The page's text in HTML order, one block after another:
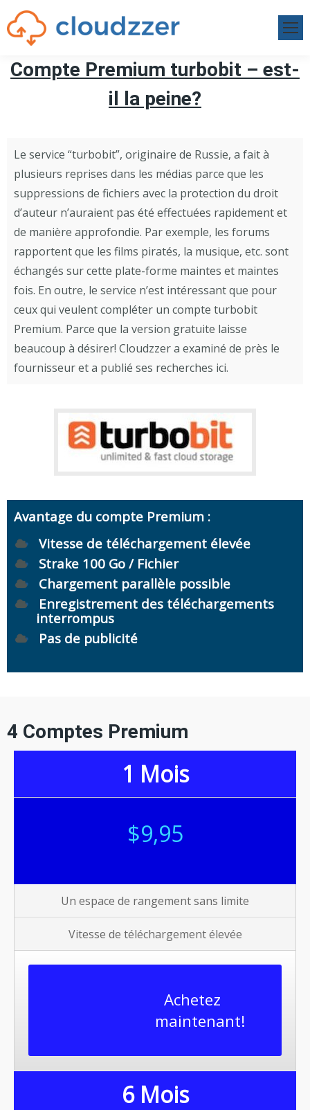
Compte Premium turbobit – est-
il la peine?
Le service “turbobit”, originaire de Russie, a fait à
plusieurs reprises dans les médias parce que les
suppressions de fichiers avec la protection du droit
d’auteur n’auraient pas été effectuées rapidement et
de manière approfondie. Par exemple, les forums
rapportent que les films piratés, la musique, etc. sont
échangés sur cette plate-forme maintes et maintes
fois. En outre, le service n’est intéressant que pour
ceux qui veulent compléter un compte turbobit
Premium. Parce que la version gratuite laisse
beaucoup à désirer! Cloudzzer a examiné de près le
fournisseur et a publié ses recherches ici.
Avantage du compte Premium :
Vitesse de téléchargement élevée
Strake 100 Go / Fichier
Chargement parallèle possible
Enregistrement des téléchargements
interrompus
Pas de publicité
4 Comptes Premium
1 Mois
$9,95
Un espace de rangement sans limite
Vitesse de téléchargement élevée
Achetez
maintenant!
6 Mois